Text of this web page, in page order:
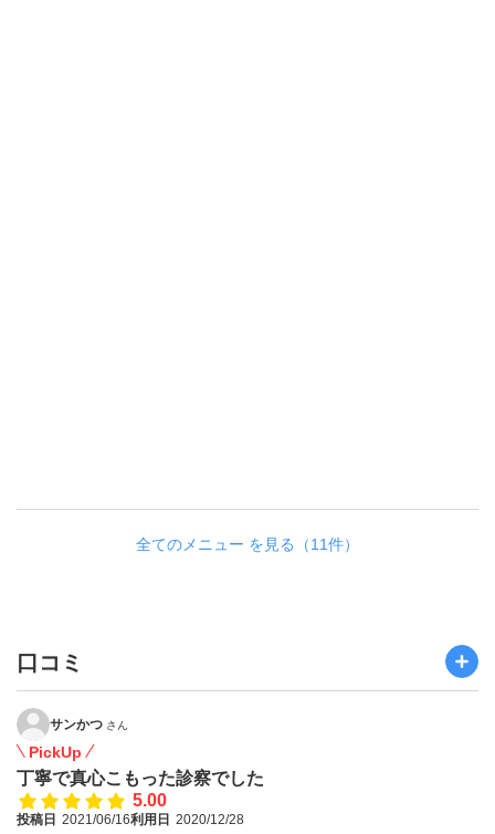
全てのメニュー を見る（11件）
口コミ
サンかつ さん
PickUp
丁寧で真心こもった診察でした
5.00
投稿日 2021/06/16利用日 2020/12/28